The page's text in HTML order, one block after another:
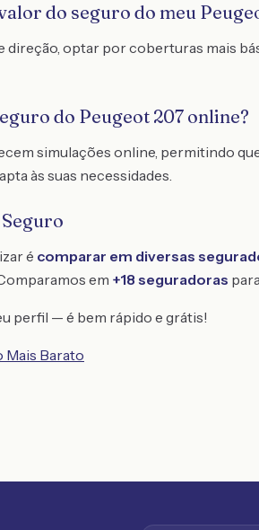
do seguro do meu
optar por coberturas mais
do Peugeot 207 online?
simulações online, permitindo
às suas necessidades.
é comparar em diversas
em +18 seguradoras
perfil — é bem rápido e grátis!
Mais Barato